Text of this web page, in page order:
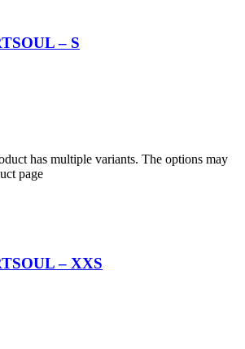
– S
has multiple variants. The options may
page
– XXS